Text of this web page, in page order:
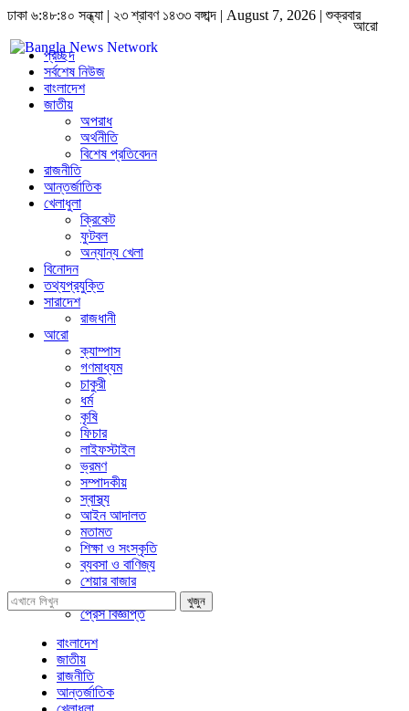
ঢাকা ৬:৪৮:৪০ সন্ধ্যা | ২৩ শ্রাবণ ১৪৩৩ বঙ্গাব্দ | August 7, 2026 |শুক্রবার
প্রচ্ছদ
সর্বশেষ নিউজ
বাংলাদেশ
জাতীয়
অপরাধ
অর্থনীতি
বিশেষ প্রতিবেদন
রাজনীতি
আন্তর্জাতিক
খেলাধুলা
ক্রিকেট
ফুটবল
অন্যান্য খেলা
বিনোদন
তথ্যপ্রযুক্তি
সারাদেশ
রাজধানী
আরো
ক্যাম্পাস
গণমাধ্যম
চাকুরী
ধর্ম
কৃষি
ফিচার
লাইফস্টাইল
ভ্রমণ
সম্পাদকীয়
স্বাস্থ্য
আইন আদালত
মতামত
শিক্ষা ও সংস্কৃতি
ব্যবসা ও বাণিজ্য
শেয়ার বাজার
প্রবাসে বাংলাদেশ
প্রেস বিজ্ঞপ্তি
আরো
খুজুন
বাংলাদেশ
জাতীয়
রাজনীতি
আন্তর্জাতিক